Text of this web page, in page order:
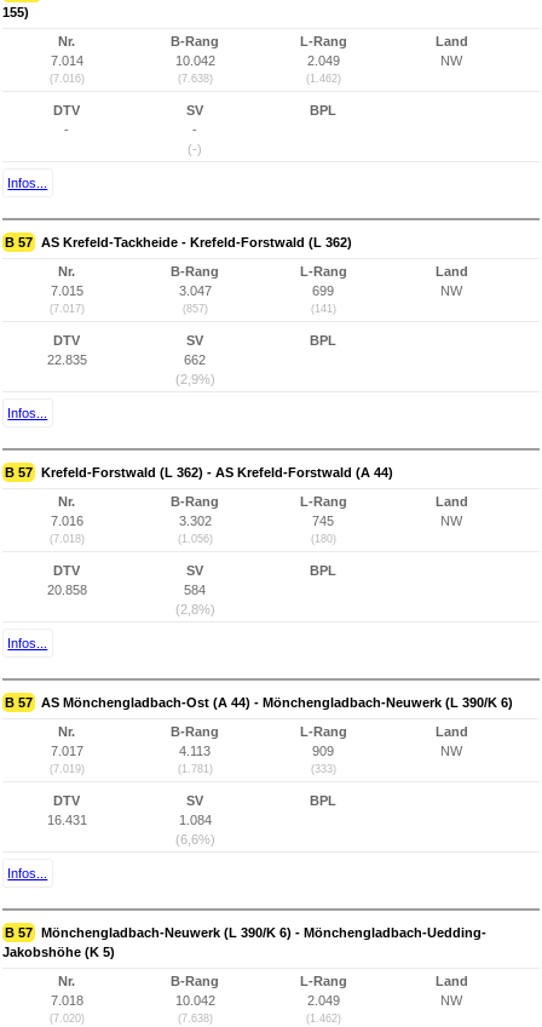
155)
Nr.
7.014
(7.016)
B-Rang
10.042
(7.638)
L-Rang
2.049
(1.462)
Land
NW
DTV
-
SV
-
(-)
BPL
Infos...
B 57 AS Krefeld-Tackheide - Krefeld-Forstwald (L 362)
Nr.
7.015
(7.017)
B-Rang
3.047
(857)
L-Rang
699
(141)
Land
NW
DTV
22.835
SV
662
(2,9%)
BPL
Infos...
B 57 Krefeld-Forstwald (L 362) - AS Krefeld-Forstwald (A 44)
Nr.
7.016
(7.018)
B-Rang
3.302
(1.056)
L-Rang
745
(180)
Land
NW
DTV
20.858
SV
584
(2,8%)
BPL
Infos...
B 57 AS Mönchengladbach-Ost (A 44) - Mönchengladbach-Neuwerk (L 390/K 6)
Nr.
7.017
(7.019)
B-Rang
4.113
(1.781)
L-Rang
909
(333)
Land
NW
DTV
16.431
SV
1.084
(6,6%)
BPL
Infos...
B 57 Mönchengladbach-Neuwerk (L 390/K 6) - Mönchengladbach-Uedding-
Jakobshöhe (K 5)
Nr.
7.018
(7.020)
B-Rang
10.042
(7.638)
L-Rang
2.049
(1.462)
Land
NW